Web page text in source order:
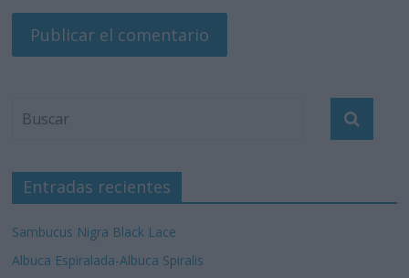
Entradas recientes
Sambucus Nigra Black Lace
Albuca Espiralada-Albuca Spiralis